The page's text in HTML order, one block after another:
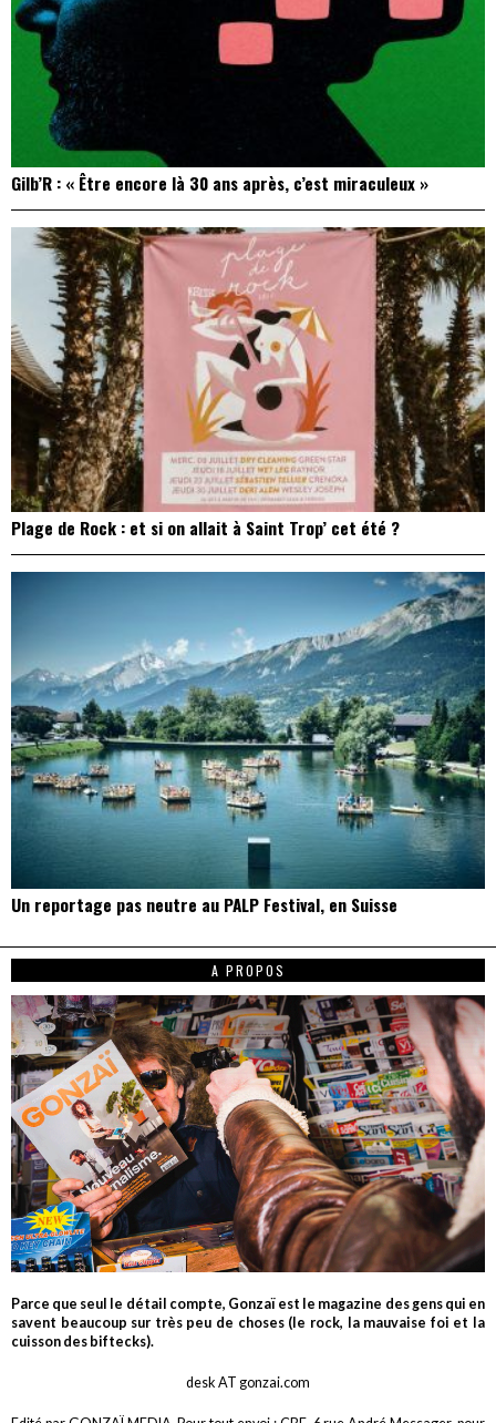
Gilb’R : « Être encore là 30 ans après, c’est miraculeux »
Plage de Rock : et si on allait à Saint Trop’ cet été ?
Un reportage pas neutre au PALP Festival, en Suisse
A PROPOS
Parce que seul le détail compte, Gonzaï est le magazine des gens qui en
savent beaucoup sur très peu de choses (le rock, la mauvaise foi et la
cuisson des biftecks).
desk AT gonzai.com